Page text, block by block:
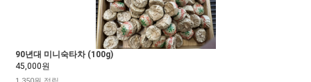
90년대 미니숙타차 (100g)
45,000원